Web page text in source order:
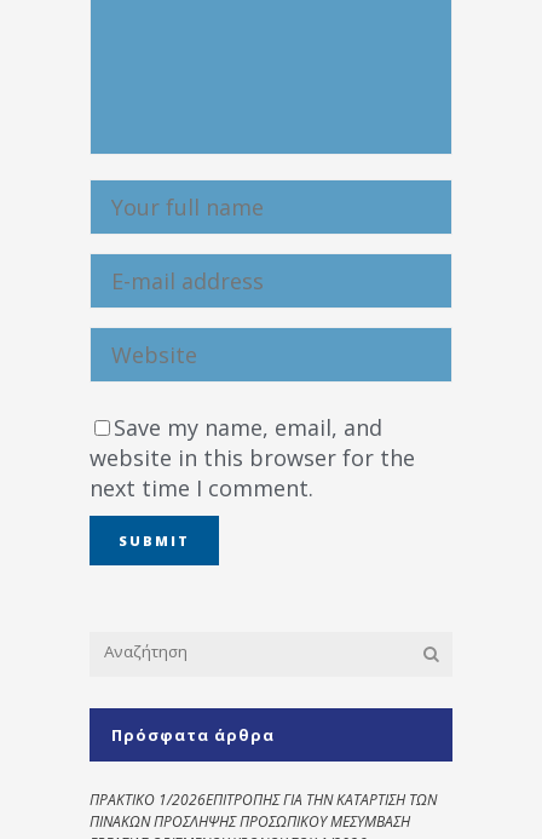
Save my name, email, and
website in this browser for the
next time I comment.
Πρόσφατα άρθρα
ΠΡΑΚΤΙΚΟ 1/2026ΕΠΙΤΡΟΠΗΣ ΓΙΑ ΤΗΝ ΚΑΤΑΡΤΙΣΗ ΤΩΝ
ΠΙΝΑΚΩΝ ΠΡΟΣΛΗΨΗΣ ΠΡΟΣΩΠΙΚΟΥ ΜΕΣΥΜΒΑΣΗ